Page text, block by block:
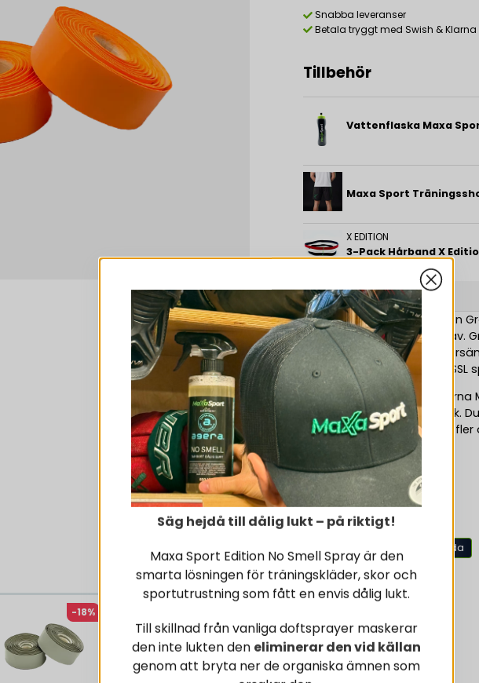
Snabba leveranser
Betala tryggt med Swish & Klarna
Tillbehör
Vattenflaska Maxa
Maxa Sport
X EDITION
3-Pack Hårband X
Beskrivning
GS Grepplinda är en stilren
spelaren med högsta krav.
att smuts fastnar och
allt från juniorspelare till SSL
Grepplindan finns i färgerna
svart. Köp 1, 5 eller 10 pack.
Du får bättre styckpris ju fler
Tips vid pålindning
Grepplindan har en tejp på
pålindning. Använd den
pålindningen. Börja alltid
pålindning med
av tejpen helt på baksidan
behålls klistret bättre.
Grepplindan är bäst
Vikt 30 g
.
Innebandy GS Grepplinda
-18%
Säg hejdå till dålig lukt – på riktigt!
Maxa Sport Edition No Smell Spray är den
smarta lösningen för träningskläder, skor och
sportutrustning som fått en envis dålig lukt.
Till skillnad från vanliga doftsprayer maskerar
den inte lukten den eliminerar den vid källan
genom att bryta ner de organiska ämnen som